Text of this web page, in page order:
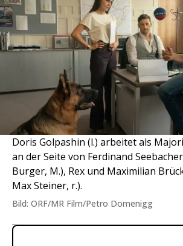
Doris Golpashin (l.) arbeitet als
an der Seite von Ferdinand
Burger, M.), Rex und Maximilian
Max Steiner, r.).
Bild: ORF/MR Film/Petro Domenigg